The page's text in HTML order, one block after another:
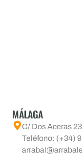
MÁLAGA
C/ Dos Aceras
Teléfono: (+34)